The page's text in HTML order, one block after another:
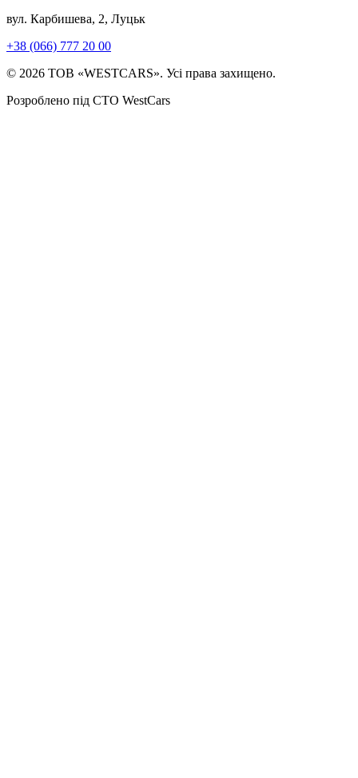
вул. Карбишева, 2, Луцьк
+38 (066) 777 20 00
© 2026 ТОВ «WESTCARS». Усі права захищено.
Розроблено під СТО WestCars